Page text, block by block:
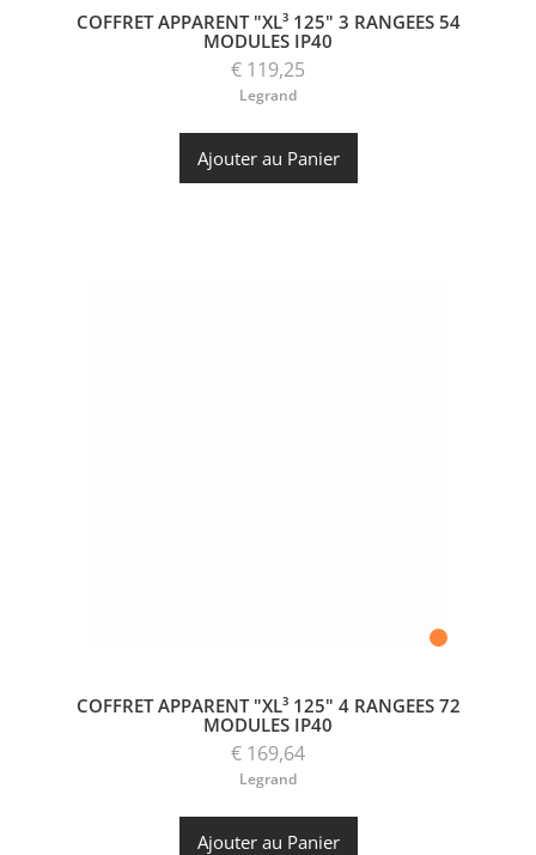
COFFRET APPARENT "XL³ 125" 3 RANGEES 54
MODULES IP40
€ 119,25
Legrand
Ajouter au Panier
COFFRET APPARENT "XL³ 125" 4 RANGEES 72
MODULES IP40
€ 169,64
Legrand
Ajouter au Panier